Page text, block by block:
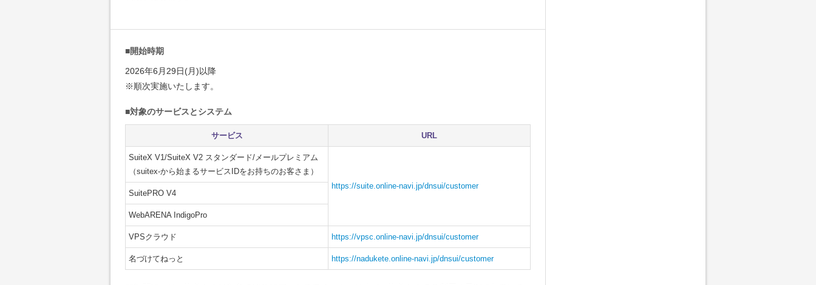
■開始時期
2026年6月29日(月)以降
※順次実施いたします。
■対象のサービスとシステム
サービス URL
SuiteX V1/SuiteX V2 スタンダード/メールプレミアム
（suitex-から始まるサービスIDをお持ちのお客さま）
https://suite.online-navi.jp/dnsui/customer
SuitePRO V4
WebARENA IndigoPro
VPSクラウド https://vpsc.online-navi.jp/dnsui/customer
名づけてねっと https://nadukete.online-navi.jp/dnsui/customer